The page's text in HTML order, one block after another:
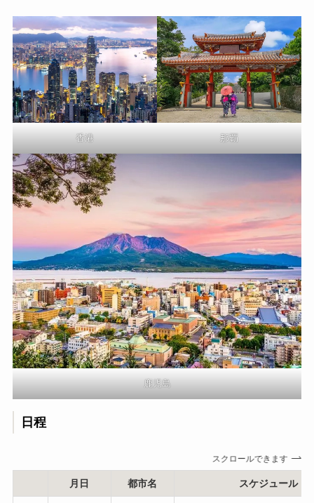
香港 那覇
鹿児島
日程
スクロールできます
月日 都市名 スケジュール